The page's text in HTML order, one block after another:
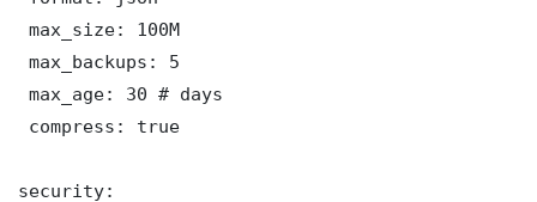
max_size: 100M
max_backups: 5
max_age: 30 # days
compress: true
security: